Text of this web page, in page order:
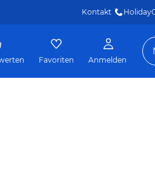
Kontakt
Favoriten Anmelden